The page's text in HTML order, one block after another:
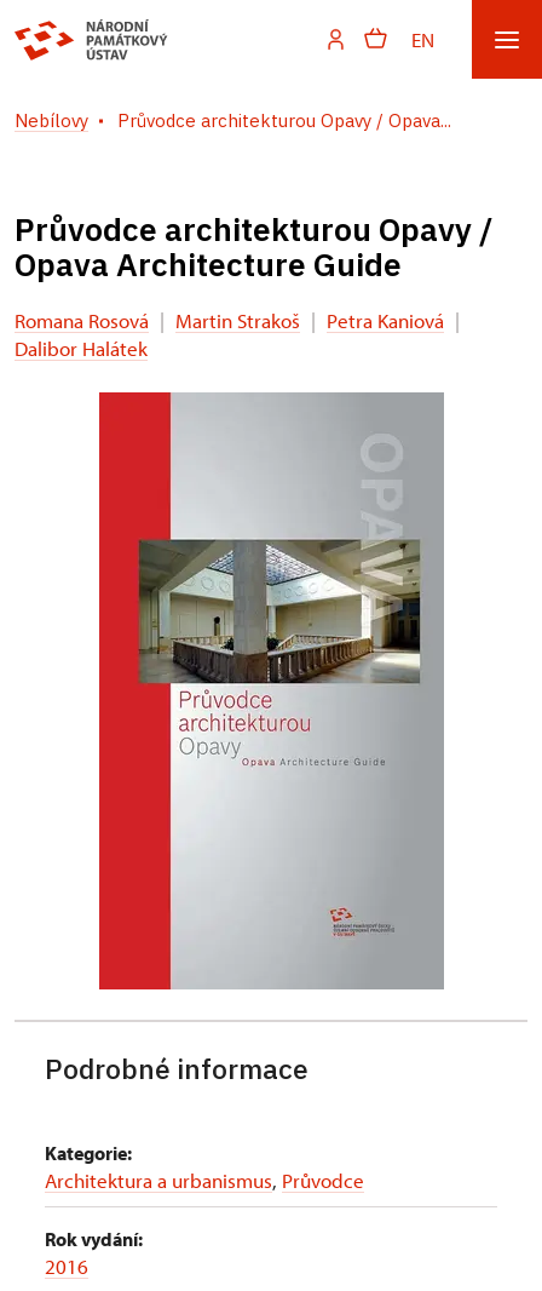
EN
Nebílovy Průvodce architekturou Opavy / Opava...
Průvodce architekturou Opavy /
Opava Architecture Guide
Romana Rosová | Martin Strakoš | Petra Kaniová |
Dalibor Halátek
Podrobné informace
Kategorie:
Architektura a urbanismus, Průvodce
Rok vydání:
2016